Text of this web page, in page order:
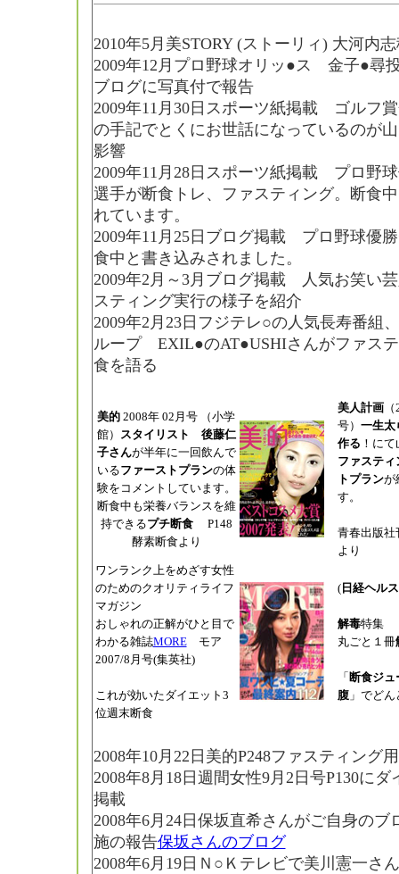
2010年5月美STORY (ストーリィ) 大河内
2009年12月プロ野球オリッ●ス 金子●尋
ブログに写真付で報告
2009年11月30日スポーツ紙掲載 ゴルフ
の手記でとくにお世話になっているのが
影響
2009年11月28日スポーツ紙掲載 プロ野
選手が断食トレ、ファスティング。断食
れています。
2009年11月25日ブログ掲載 プロ野球優
食中と書き込みされました。
2009年2月～3月ブログ掲載 人気お笑い
スティング実行の様子を紹介
2009年2月23日フジテレ○の人気長寿番組
ループ EXIL●のAT●USHIさんがファス
食を語る
美的 2008年 02月号 （小学
館） スタイリスト
後藤仁
子さんが半年に一回飲んで
いるファーストプランの体
験をコメントしています。
断食中も栄養バランスを維
持できるプチ断食P148
酵素断食より
美人計画（
号） 一生太
作る ！に
ファスティ
トプランが
す。
青春出版社
より
ワンランク上をめざす女性
のためのクオリティライフ
マガジン
おしゃれの正解がひと目で
わかる雑誌MOREモア
2007/8月号(集英社)
これが効いたダイエット3
位週末断食
(日経ヘルス
解毒特集
丸ごと１冊
「 断食ジュ
腹」でどん
2008年10月22日美的P248ファスティング
2008年8月18日週間女性9月2日号P130に
掲載
2008年6月24日保坂直希さんがご自身の
施の報告保坂さんのブログ
2008年6月19日Ｎ○Ｋテレビで美川憲一さ